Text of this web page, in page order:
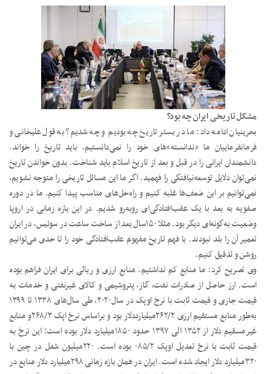
مشکل تاریخی ایران چه بود؟
بحرینیان ادامه داد: ما در بستر تاریخ چه بودیم و چه شدیم؟ به قول علیخانی و
فرمانفرماییان ما «ندانسته»‌های خود را نمی‌دانستیم. باید تاریخ را خواند.
دانشمندان ایرانی را در قبل و بعد از تاریخ اسلام باید شناخت. بدون خواندن تاریخ
نمی‌توان دلایل توسعه‌نیافتگی را فهمید. اگر ما این مسائل تاریخی را متوجه نشویم،
نمی‌توانیم بر این ضعف‌ها غلبه کنیم و راه‌حل‌های مناسب پیدا کنیم. ما در دوره
صفویه به بعد با یک عقب‌افتادگی‌ای روبه‌رو شدیم. در این بازه زمانی در اروپا
وضعیت به‌گونه‌ای دیگر بود. مثلا ۱۵۰‌سال بعد از ساخت ساعت در سوئیس، در ایران
تعمیر آن را بلد نبودند. با فهم تاریخ مفهوم عقب‌افتادگی خود را تا حدی می‌توانیم
روشن و تدقیق کنیم.
وی تصریح کرد: ما منابع کم نداشتیم. منابع ارزی و ریالی برای ایران فراهم بوده
است. ارز حاصل از صادرات نفت، گاز، پتروشیمی و کالای غیرنفتی و خدمات به
قیمت جاری و قیمت ثابت با نرخ اوپک در سال‌۲۰۲۰، طی سال‌های ۱۳۳۸ تا ۱۳۹۹
به‌طور منابع مستقیم ارزی ۲۶۲/۲‌میلیارددلار بود و براساس نرخ اپک ۲۶۸/۳‌و منابع
غیرمسقیم دلار از ۱۳۵۲ الی ۱۳۹۷ حدود ۱۸۵۰‌میلیارد دلار بوده است؛ این نرخ به
قیمت ثابت با نرخ تعدیل اوپک ۰۸۵/۲ بوده است. ۲۲۰‌میلیون شغل در چین با
۳۲۰‌میلیارد دلار ایجاد شده است. ایران در همان بازه زمانی ۲۹۸‌میلیارد دلار منابع در